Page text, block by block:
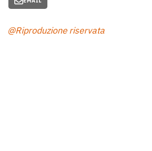
@Riproduzione riservata